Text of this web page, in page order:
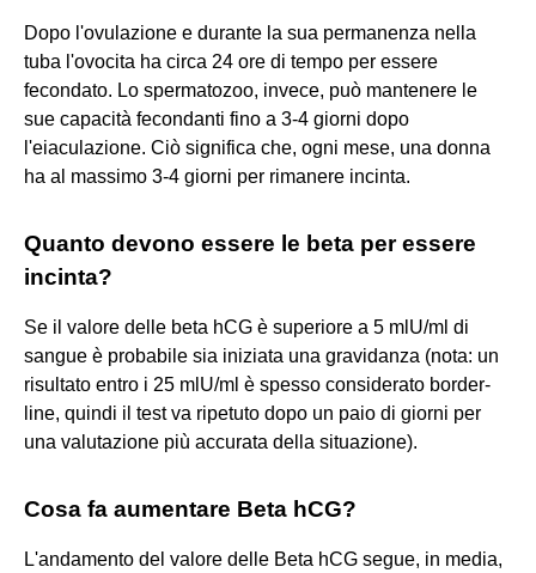
Dopo l'ovulazione e durante la sua permanenza nella
tuba l'ovocita ha circa 24 ore di tempo per essere
fecondato. Lo spermatozoo, invece, può mantenere le
sue capacità fecondanti fino a 3-4 giorni dopo
l'eiaculazione. Ciò significa che, ogni mese, una donna
ha al massimo 3-4 giorni per rimanere incinta.
Quanto devono essere le beta per essere
incinta?
Se il valore delle beta hCG è superiore a 5 mlU/ml di
sangue è probabile sia iniziata una gravidanza (nota: un
risultato entro i 25 mlU/ml è spesso considerato border-
line, quindi il test va ripetuto dopo un paio di giorni per
una valutazione più accurata della situazione).
Cosa fa aumentare Beta hCG?
L'andamento del valore delle Beta hCG segue, in media,